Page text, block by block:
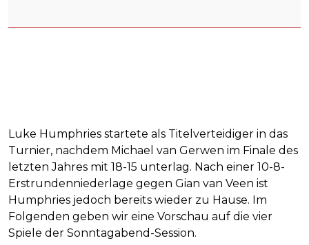
Luke Humphries startete als Titelverteidiger in das
Turnier, nachdem Michael van Gerwen im Finale des
letzten Jahres mit 18-15 unterlag. Nach einer 10-8-
Erstrundenniederlage gegen Gian van Veen ist
Humphries jedoch bereits wieder zu Hause. Im
Folgenden geben wir eine Vorschau auf die vier
Spiele der Sonntagabend-Session.